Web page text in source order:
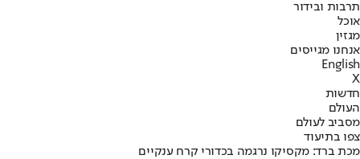
תרבות ובידור
אוכל
מגזין
אנחנו מגייסים
English
X
חדשות
העולם
מסביב לעולם
צפו בתיעוד
מכת ברד: מקסיקו נרגמה בכדורי קרח ענקיים